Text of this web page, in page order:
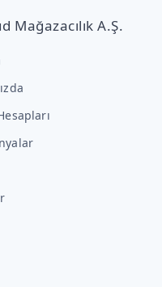
Mağazacılık A.Ş.